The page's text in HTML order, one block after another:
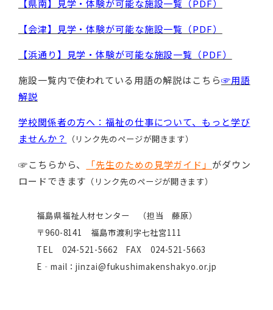
【県南】見学・体験が可能な施設一覧（PDF）
【会津】見学・体験が可能な施設一覧（PDF）
【浜通り】見学・体験が可能な施設一覧（PDF）
施設一覧内で使われている用語の解説はこちら☞用語
解説
学校関係者の方へ：福祉の仕事について、もっと学び
ませんか？
（リンク先のページが開きます）
☞こちらから、 「先生のための見学ガイド」 がダウン
ロードできます （リンク先のページが開きます）
福島県福祉人材センター （担当 藤原）
〒960-8141 福島市渡利字七社宮111
TEL 024-521-5662 FAX 024-521-5663
E‐mail：jinzai@fukushimakenshakyo.or.jp